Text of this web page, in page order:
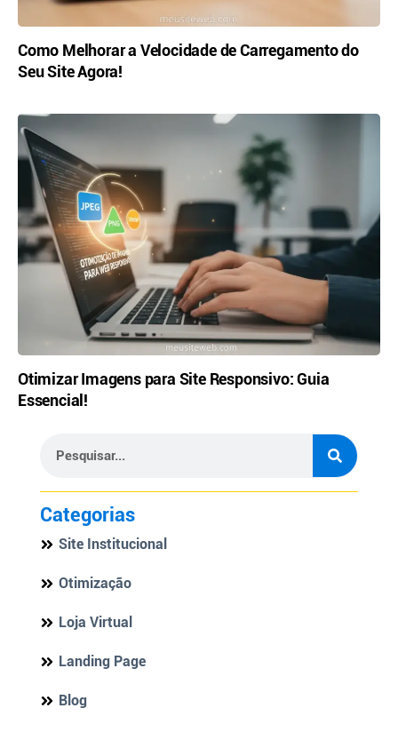
Como Melhorar a Velocidade de Carregamento do
Seu Site Agora!
Otimizar Imagens para Site Responsivo: Guia
Essencial!
Categorias
Site Institucional
Otimização
Loja Virtual
Landing Page
Blog